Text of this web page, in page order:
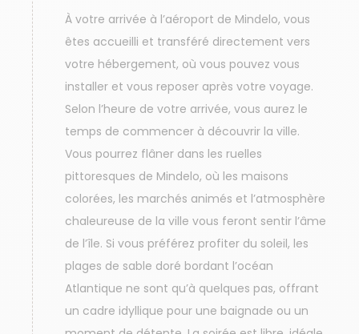
À votre arrivée à l’aéroport de Mindelo, vous
êtes accueilli et transféré directement vers
votre hébergement, où vous pouvez vous
installer et vous reposer après votre voyage.
Selon l’heure de votre arrivée, vous aurez le
temps de commencer à découvrir la ville.
Vous pourrez flâner dans les ruelles
pittoresques de Mindelo, où les maisons
colorées, les marchés animés et l’atmosphère
chaleureuse de la ville vous feront sentir l’âme
de l’île. Si vous préférez profiter du soleil, les
plages de sable doré bordant l’océan
Atlantique ne sont qu’à quelques pas, offrant
un cadre idyllique pour une baignade ou un